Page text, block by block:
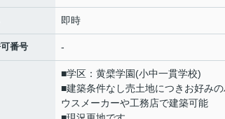
即時
番号 -
■学区：黄檗学園(小中一貫学校)
■建築条件なし売土地につきお好み
ウスメーカーや工務店で建築可能